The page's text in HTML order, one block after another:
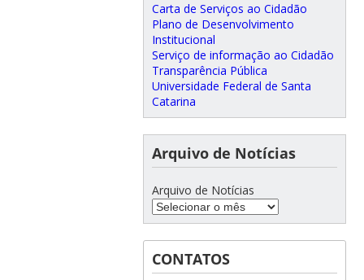
Carta de Serviços ao Cidadão
Plano de Desenvolvimento
Institucional
Serviço de informação ao Cidadão
Transparência Pública
Universidade Federal de Santa
Catarina
Arquivo de Notícias
Arquivo de Notícias
CONTATOS